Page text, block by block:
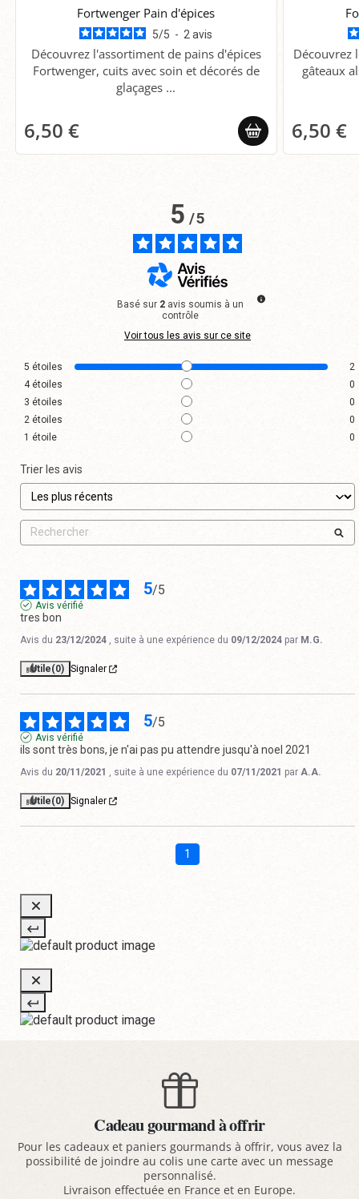
Fortwenger Pain d'épices
5/5 - 2avis
Découvrez l'assortiment de pains d'épices
Fortwenger, cuits avec soin et décorés de
glaçages ...
6,50 €
Découvrez
gâteaux
6,50 €
5/5
Basé sur 2 avis soumis à un
contrôle
Voir tous les avis sur ce site
5 étoiles
2
4étoiles
0
3 étoiles
0
2 étoiles
0
1 étoile 0
Trier les avis
5/5
Avis vérifié
tres bon
Avis du 23/12/2024 , suite à une expérience du 09/12/2024 par M.G.
Utile(0) Signaler
5/5
Avis vérifié
ils sont très bons, je n'ai pas pu attendre jusqu'à noel 2021
Avis du 20/11/2021 , suite à une expérience du 07/11/2021 par A.A.
Utile(0) Signaler
1
Cadeau gourmand à offrir
Pour les cadeaux et paniers gourmands à offrir, vous avez la
possibilité de joindre au colis une carte avec un message
personnalisé.
Livraison effectuée en France et en Europe.